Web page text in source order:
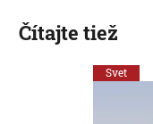
Čítajte tiež
Svet